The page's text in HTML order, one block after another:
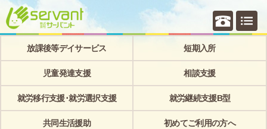
個別相
放課後等デイサービス 短期入所
児童発達支援 相談支援
就労移行支援･就労選択支援 就労継続支援B型
共同生活援助 初めてご利用の方へ